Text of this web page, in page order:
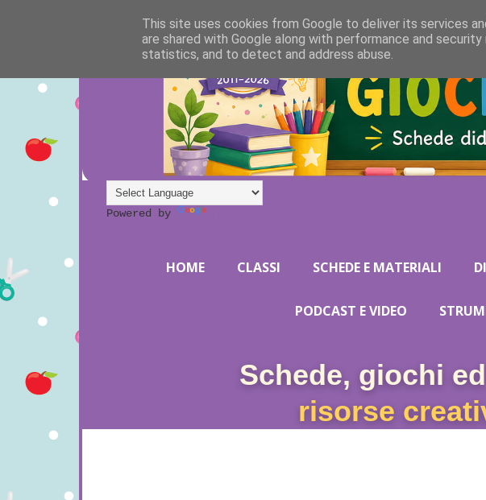
Powered by
HOME CLASSI SCHEDE E MATERIALI
PODCAST E VIDEO
Schede, giochi
risorse
This site uses cookies from Google to deliver its services
are shared with Google along with performance and
statistics, and to detect and address abuse.